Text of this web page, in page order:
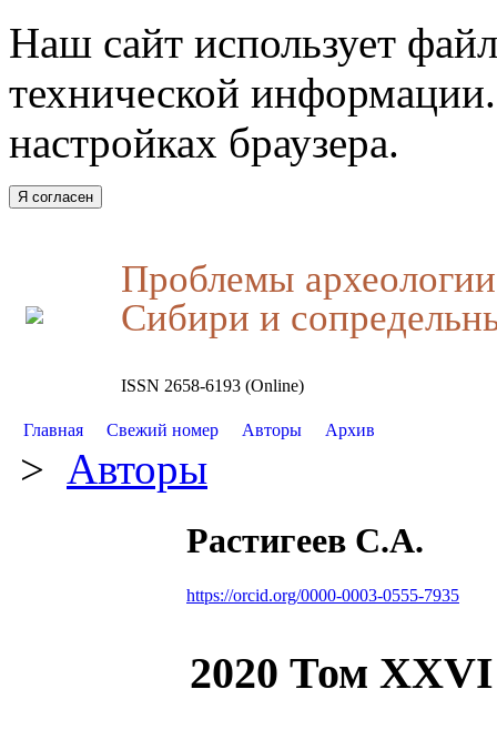
Наш сайт использует
технической
настройках браузера.
Я согласен
Проблемы
Сибири и
ISSN 2658-6193 (Online)
Главная Свежий номер Авторы Архив
> Авторы
Растигеев С.А.
https://orcid.org/0000-0003-0555-7935
2020 Том XXVI